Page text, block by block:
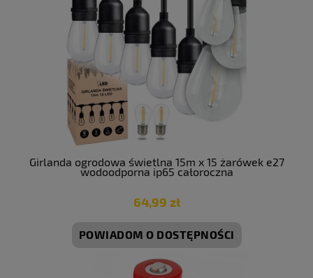
Girlanda ogrodowa świetlna 15m x 15 żarówek e27
wodoodporna ip65 całoroczna
64,99 zł
POWIADOM O DOSTĘPNOŚCI